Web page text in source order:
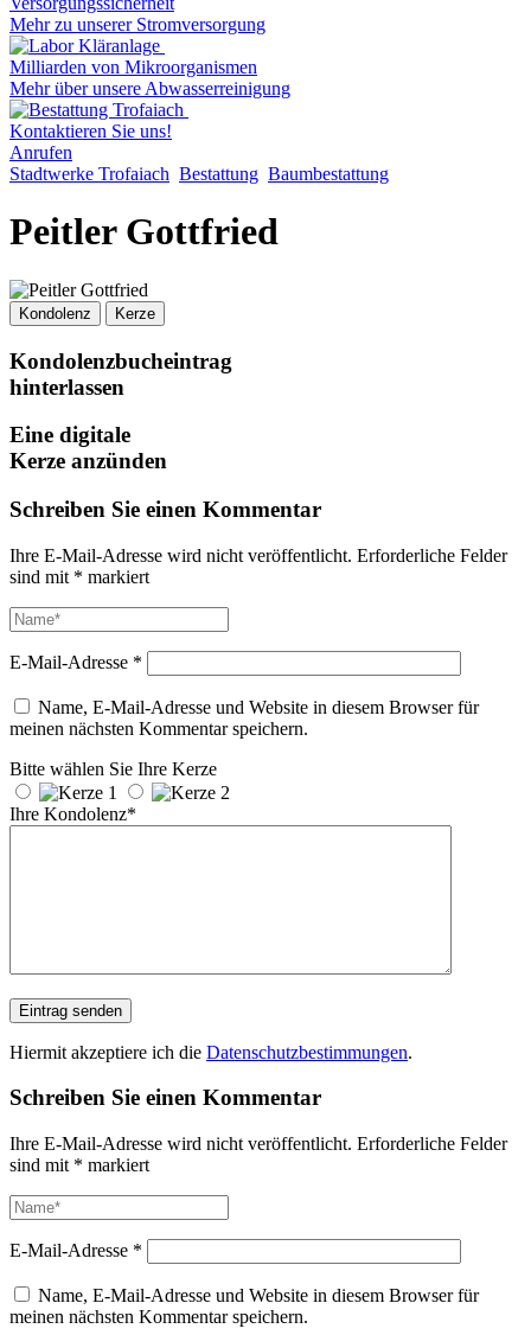
Mehr zu unserer Stromversorgung
Milliarden von Mikroorganismen
Mehr über unsere Abwasserreinigung
Kontaktieren Sie uns!
Anrufen
Stadtwerke Trofaiach Bestattung Baumbestattung
Peitler Gottfried
Kondolenz Kerze
Kondolenzbucheintrag
hinterlassen
Eine digitale
Kerze anzünden
Schreiben Sie einen Kommentar
Ihre E-Mail-Adresse wird nicht veröffentlicht. Erforderliche Felder
sind mit * markiert
E-Mail-Adresse *
Name, E-Mail-Adresse und Website in diesem Browser für
meinen nächsten Kommentar speichern.
Bitte wählen Sie Ihre Kerze
Ihre Kondolenz*
Hiermit akzeptiere ich die Datenschutzbestimmungen.
Schreiben Sie einen Kommentar
Ihre E-Mail-Adresse wird nicht veröffentlicht. Erforderliche Felder
sind mit * markiert
E-Mail-Adresse *
Name, E-Mail-Adresse und Website in diesem Browser für
meinen nächsten Kommentar speichern.